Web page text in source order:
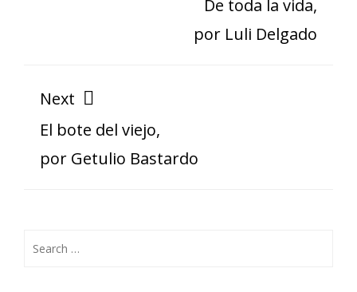
De toda la vida,
por Luli Delgado
Next
El bote del viejo,
por Getulio Bastardo